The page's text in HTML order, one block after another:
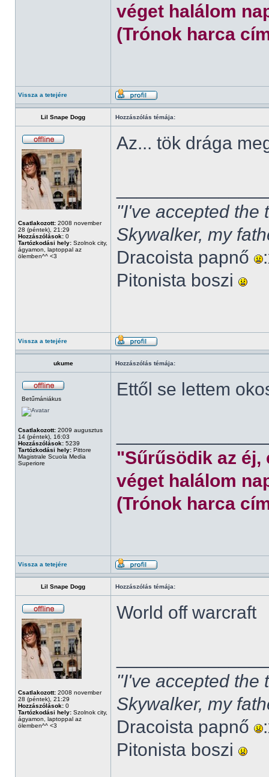
véget halálom
(Trónok harca
Vissza a tetejére
Lil Snape Dogg Hozzászólás témája:
Csatlakozott: 2008 november
28 (péntek), 21:29
Hozzászólások: 0
Tartózkodási hely: Szolnok city,
ágyamon, laptoppal az
ölemben^^ <3
Az... tök drága
"I've accepted the
Skywalker, my
Dracoista papnő
Pitonista boszi
Vissza a tetejére
ukume Hozzászólás témája:
Betűmániákus
Csatlakozott: 2009 augusztus
14 (péntek), 16:03
Hozzászólások: 5239
Tartózkodási hely: Pittore
Magistrale Scuola Media
Superiore
Ettől se lettem
"Sűrűsödik az éj,
véget halálom
(Trónok harca
Vissza a tetejére
Lil Snape Dogg Hozzászólás témája:
Csatlakozott: 2008 november
28 (péntek), 21:29
Hozzászólások: 0
Tartózkodási hely: Szolnok city,
ágyamon, laptoppal az
ölemben^^ <3
World off warcraft
"I've accepted the
Skywalker, my
Dracoista papnő
Pitonista boszi